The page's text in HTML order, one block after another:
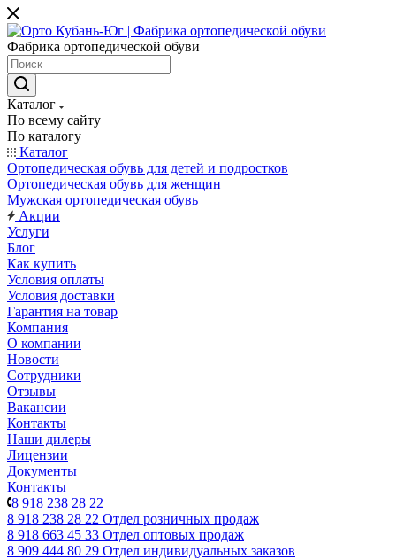
Фабрика ортопедической обуви
Каталог
По всему сайту
По каталогу
Каталог
Ортопедическая обувь для детей и подростков
Ортопедическая обувь для женщин
Мужская ортопедическая обувь
Акции
Услуги
Блог
Как купить
Условия оплаты
Условия доставки
Гарантия на товар
Компания
О компании
Новости
Сотрудники
Отзывы
Вакансии
Контакты
Наши дилеры
Лицензии
Документы
Контакты
8 918 238 28 22
8 918 238 28 22 Отдел розничных продаж
8 918 663 45 33 Отдел оптовых продаж
8 909 444 80 29 Отдел индивидуальных заказов